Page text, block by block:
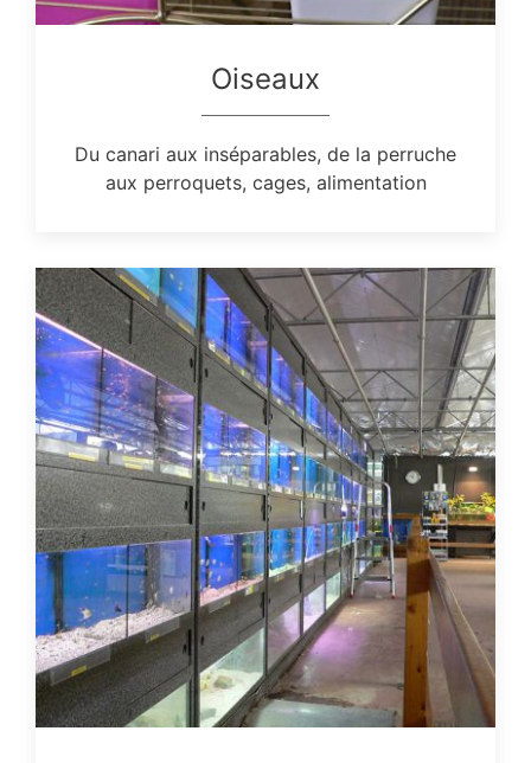
Oiseaux
Du canari aux inséparables, de la perruche
aux perroquets, cages, alimentation